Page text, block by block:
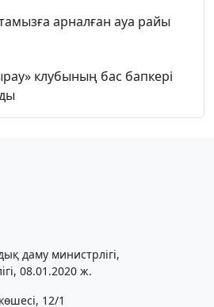
арналған ауа райы
клубының бас бапкері
даму министрлігі,
08.01.2020 ж.
12/1